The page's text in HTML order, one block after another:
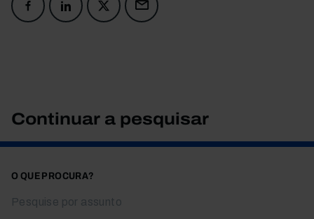
Continuar a pesquisar
O QUE PROCURA?